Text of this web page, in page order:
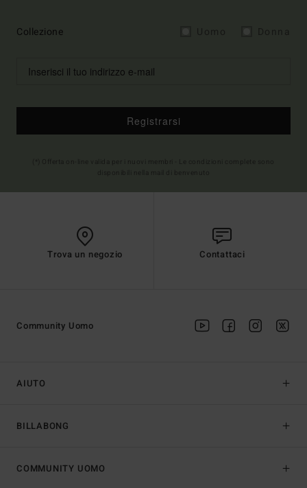
Collezione
Registrarsi
Trova un negozio Contattaci
AIUTO
BILLABONG
Community Uomo
COMMUNITY UOMO